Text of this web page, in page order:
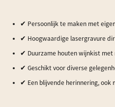
✔ Persoonlijk te maken met
✔ Hoogwaardige lasergravure
✔ Duurzame houten wijnkist
✔ Geschikt voor diverse
✔ Een blijvende herinnering, ook